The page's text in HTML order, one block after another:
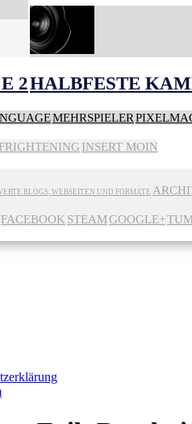
2HALBFESTE
MEHRSPIELER
FRIGHTENING INSERT MOIN
BLOGS, WEBSEITEN UND FORMATE
FACEBOOK STEAMGOOGLE+